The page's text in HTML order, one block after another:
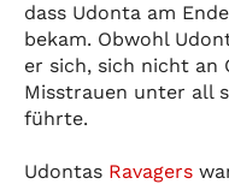
dass Udonta am
bekam. Obwohl
er sich, sich nicht an
Misstrauen unter all
führte.
Udontas Ravagers